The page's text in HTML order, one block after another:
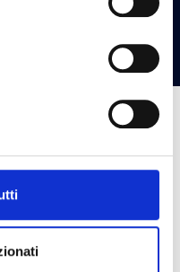
lab that
descriptions, similar to
source Stable Diffusion.
which it entered on